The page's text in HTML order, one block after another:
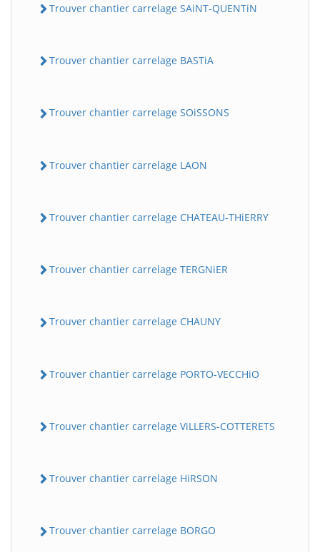
Trouver chantier carrelage SAiNT-QUENTiN
Trouver chantier carrelage BASTiA
Trouver chantier carrelage SOiSSONS
Trouver chantier carrelage LAON
Trouver chantier carrelage CHATEAU-THiERRY
Trouver chantier carrelage TERGNiER
Trouver chantier carrelage CHAUNY
Trouver chantier carrelage PORTO-VECCHiO
Trouver chantier carrelage ViLLERS-COTTERETS
Trouver chantier carrelage HiRSON
Trouver chantier carrelage BORGO